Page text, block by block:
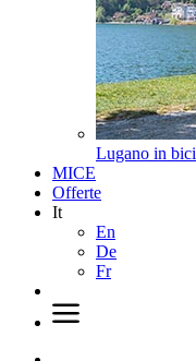
Lugano in bici
MICE
Offerte
It
En
De
Fr